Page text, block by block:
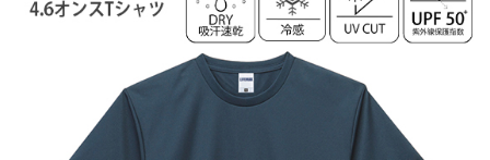
帽子刺繍
ユニフォームカタログ